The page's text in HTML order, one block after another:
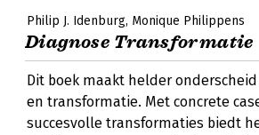
Philip J. Idenburg Monique Philippens
Diagnose Transformatie
Dit boek maakt helder
en transformatie. Met concrete
succesvolle transformaties biedt